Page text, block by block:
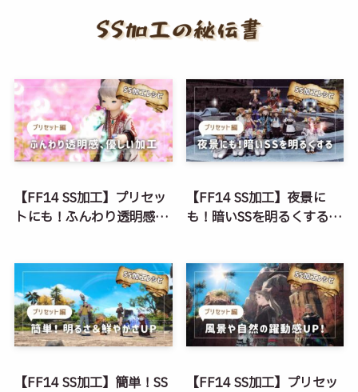
【FF14 SS加工】プリセッ
トにも！ふんわり透明感、
【FF14 SS加工】夜景に
も！暗いSSを明るくする方
【FF14 SS加工】簡単！SS
【FF14 SS加工】プリセッ